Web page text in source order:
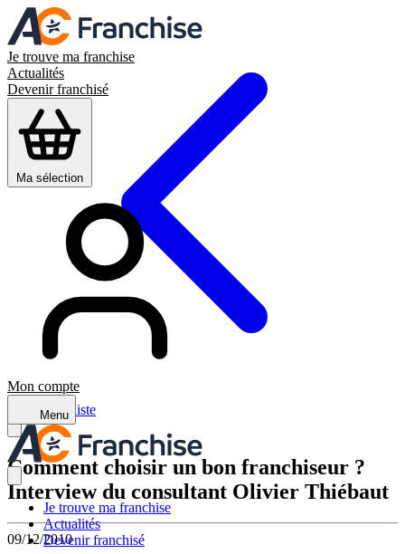
Je trouve ma franchise
Actualités
Devenir franchisé
Ma sélection
Mon compte
Menu
Je trouve ma franchise
Actualités
Devenir franchisé
Retour à la liste
Comment choisir un bon franchiseur ?
Interview du consultant Olivier Thiébaut
09/12/2010